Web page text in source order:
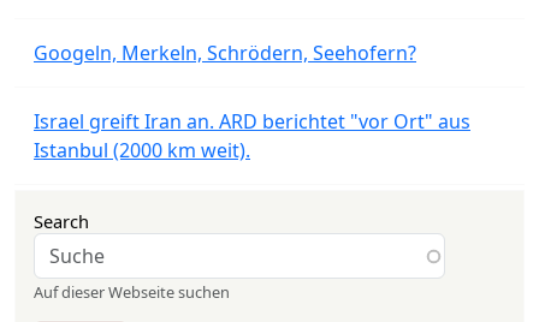
Googeln, Merkeln, Schrödern, Seehofern?
Israel greift Iran an. ARD berichtet "vor Ort" aus
Istanbul (2000 km weit).
Search
Auf dieser Webseite suchen